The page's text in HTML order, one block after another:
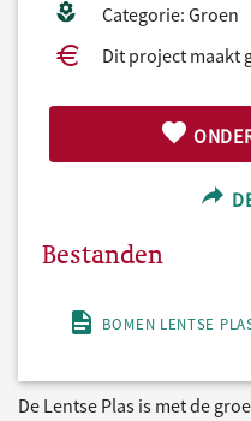
Categorie: Groen
Dit project maakt
Bestanden
BOMEN LENTSE
De Lentse Plas is met de